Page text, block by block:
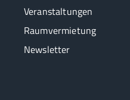
Veranstaltungen
Raumvermietung
Newsletter